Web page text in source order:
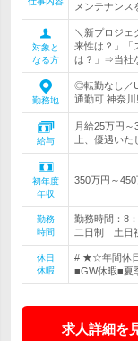
メンテナンス
対象と
なる方
＼新プロジ
来性は？」「
は？」⇒当社
勤務地
◎転勤なし／
通勤可 神奈
給与
月給25万円
上、優遇い
初年度
年収
350万円～450
勤務
時間
勤務時間：8
二日制 土日
休日
休暇
# ★☆年間休
■GW休暇■夏
求人詳細を